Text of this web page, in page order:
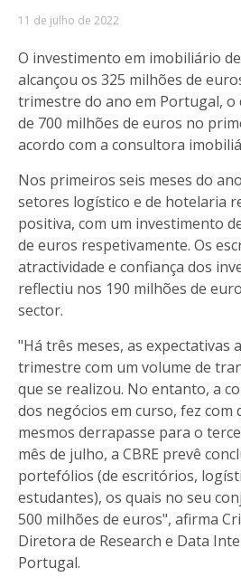
11 de julho de 2022
O investimento em imobiliário
alcançou os 325 milhões de
trimestre do ano em Portugal,
de 700 milhões de euros no
acordo com a consultora
Nos primeiros seis meses do
setores logístico e de hotelaria
positiva, com um investimento
de euros respetivamente. Os
atractividade e confiança dos
reflectiu nos 190 milhões de
sector.
"Há três meses, as expectativas
trimestre com um volume de
que se realizou. No entanto, a
dos negócios em curso, fez com
mesmos derrapasse para o
mês de julho, a CBRE prevê
portefólios (de escritórios,
estudantes), os quais no seu
500 milhões de euros", afirma
Diretora de Research e Data
Portugal.